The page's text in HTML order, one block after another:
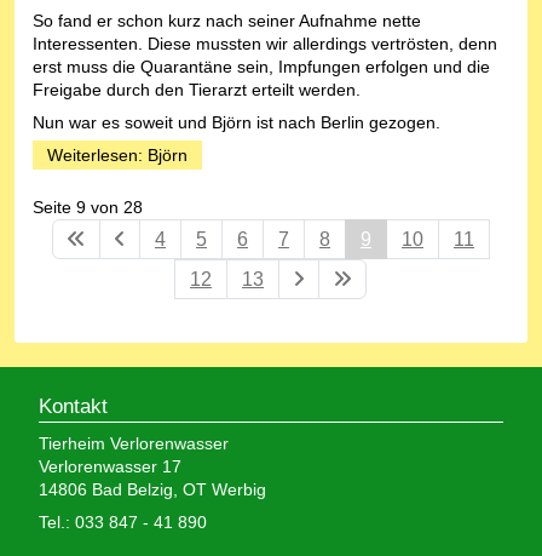
So fand er schon kurz nach seiner Aufnahme nette
Interessenten. Diese mussten wir allerdings vertrösten, denn
erst muss die Quarantäne sein, Impfungen erfolgen und die
Freigabe durch den Tierarzt erteilt werden.
Nun war es soweit und Björn ist nach Berlin gezogen.
Weiterlesen: Björn
Seite 9 von 28
4 5 6 7 8 9 10
11
12
13
Kontakt
Tierheim Verlorenwasser
Verlorenwasser 17
14806 Bad Belzig, OT Werbig
Tel.: 033 847 - 41 890